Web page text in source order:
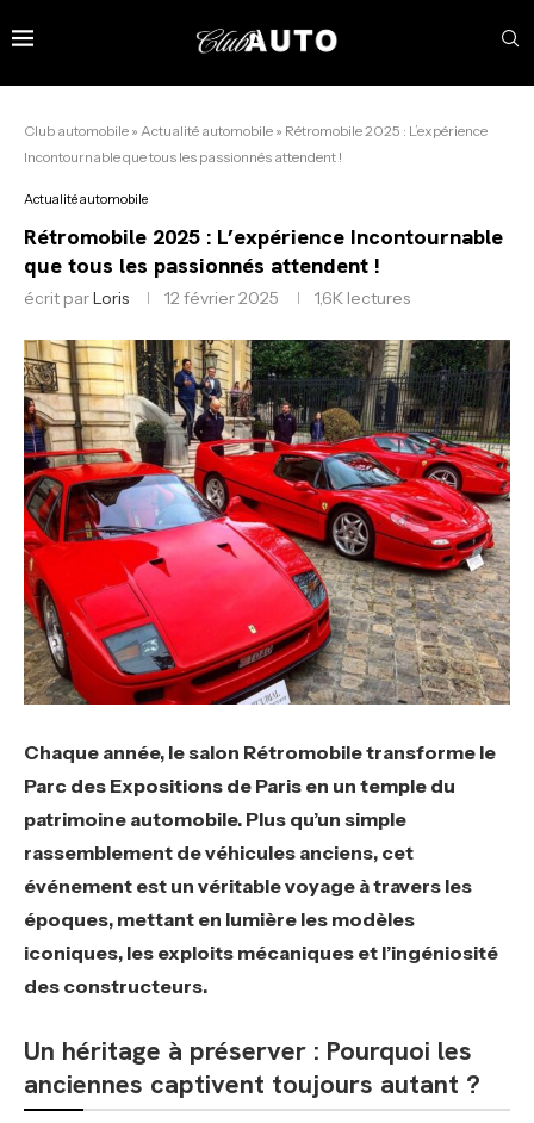
Club automobile » Actualité automobile » Rétromobile 2025 : L’expérience
Incontournable que tous les passionnés attendent !
Actualité automobile
Rétromobile 2025 : L’expérience Incontournable
que tous les passionnés attendent !
écrit parLoris 12 février 2025 1,6K lectures
Chaque année, le salon Rétromobile transforme le
Parc des Expositions de Paris en un temple du
patrimoine automobile. Plus qu’un simple
rassemblement de véhicules anciens, cet
événement est un véritable voyage à travers les
époques, mettant en lumière les modèles
iconiques, les exploits mécaniques et l’ingéniosité
des constructeurs.
Un héritage à préserver : Pourquoi les
anciennes captivent toujours autant ?